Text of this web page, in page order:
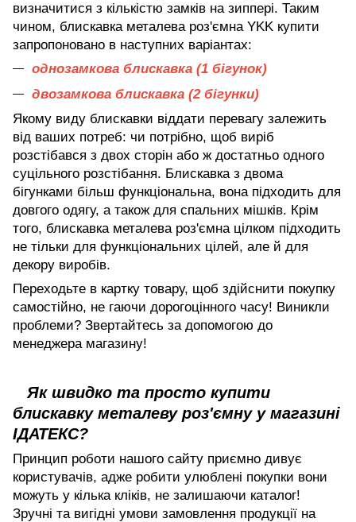
визначитися з кількістю замків на зиппері. Таким
чином, блискавка металева роз'ємна YKK купити
запропоновано в наступних варіантах:
однозамкова блискавка (1 бігунок)
двозамкова блискавка (2 бігунки)
Якому виду блискавки віддати перевагу залежить
від ваших потреб: чи потрібно, щоб виріб
розстібався з двох сторін або ж достатньо одного
суцільного розстібання. Блискавка з двома
бігунками більш функціональна, вона підходить для
довгого одягу, а також для спальних мішків. Крім
того, блискавка металева роз'ємна цілком підходить
не тільки для функціональних цілей, але й для
декору виробів.
Переходьте в картку товару, щоб здійснити покупку
самостійно, не гаючи дорогоцінного часу! Виникли
проблеми? Звертайтесь за допомогою до
менеджера магазину!
Як швидко та просто купити
блискавку металеву роз'ємну у магазині
ІДАТЕКС?
Принцип роботи нашого сайту приємно дивує
користувачів, адже робити улюблені покупки вони
можуть у кілька кліків, не залишаючи каталог!
Зручні та вигідні умови замовлення продукції на